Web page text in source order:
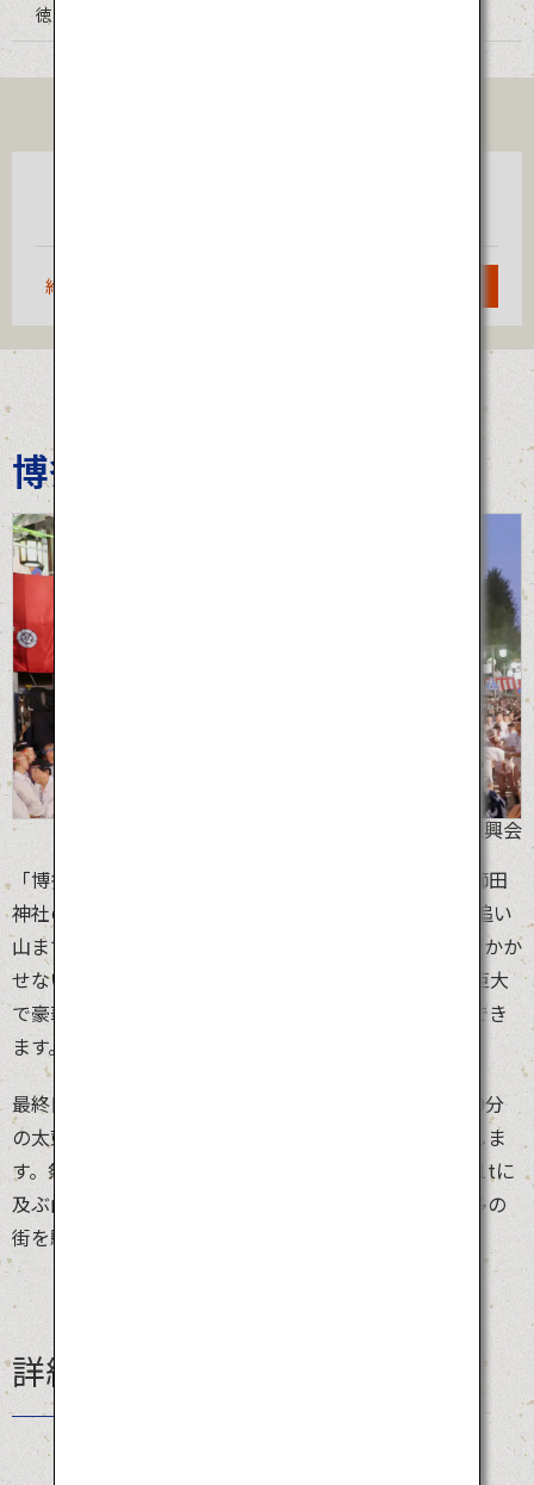
徳島阿波おどり空港からバスで約30分
約1時間10分
博多祇園山笠
©博多祇園山笠振興会
「博多祇園山笠」は、福岡県博多に夏の訪れを告げる櫛田
神社の夏祭り。7月1日の飾り山笠公開から15日早朝の追い
山まで、福岡の博多を中心に行われます。山笠は祭りでかか
せない豪華な山車のこと。期間中、高さ10mを超える巨大
で豪華絢爛な飾り山笠がを博多の街中で楽しむことができ
ます。
最終日15日の「追い山」で祭りは最高潮に。早朝4時59分
の太鼓を合図に、舁き山笠のタイムレースがスタートしま
す。祭りの衣装に身を包んだ男たちが、高さ3m、重さ1tに
及ぶ山笠を担ぎ、「オイサー！」の掛け声とともに博多の
街を駆け抜けます。
詳細情報